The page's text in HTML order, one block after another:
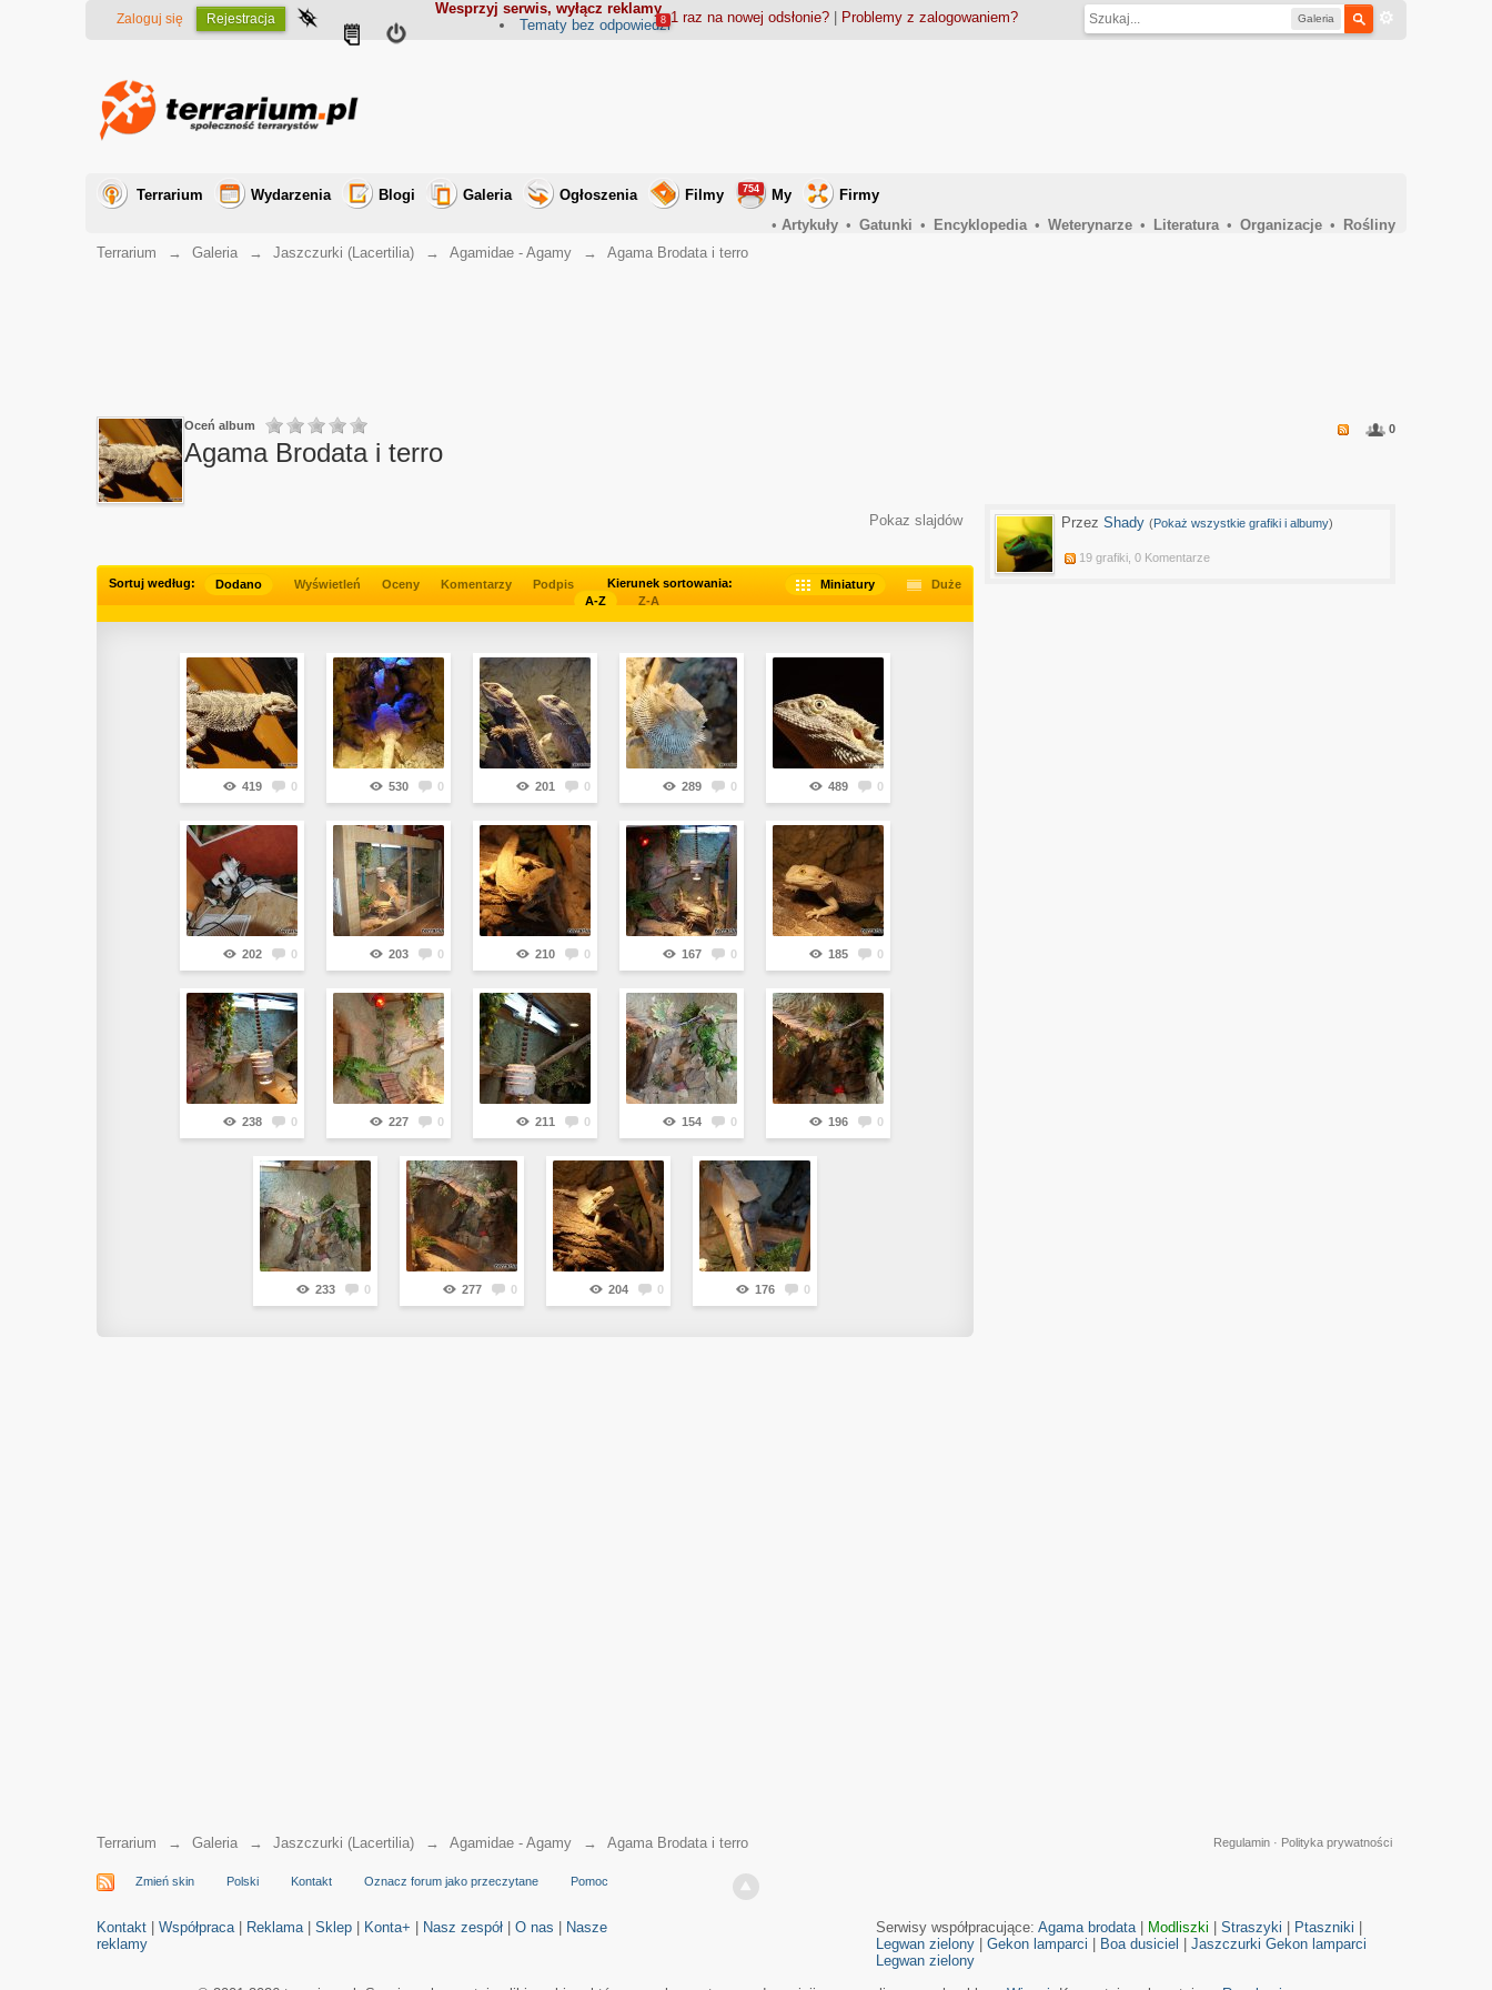
Wesprzyj serwis, wyłącz reklamy
Galeria
Zaloguj się Rejestracja 1 raz na nowej odsłonie?| Problemy z zalogowaniem?
Tematy bez odpowiedzi
8
Terrarium Wydarzenia Blogi Galeria Ogłoszenia Filmy My
754
Firmy
• Artykuły • Gatunki • Encyklopedia • Weterynarze • Literatura • Organizacje •
Rośliny
Terrarium
→ Galeria → Jaszczurki (Lacertilia) → Agamidae - Agamy → Agama Brodata i terro
0
Oceń album
Agama Brodata i terro
Przez Shady (Pokaż wszystkie grafiki i albumy)
19 grafiki, 0 Komentarze
Pokaz slajdów
Miniatury Duże
Sortuj według: Dodano Wyświetleń Oceny Komentarzy Podpis
Kierunek sortowania:
A-Z
Z-A
419 0 530 0 201 0 289 0 489 0
202 0 203 0 210 0 167 0 185 0
238 0 227 0 211 0 154 0 196 0
233 0 277 0 204 0 176 0
Terrarium → Galeria → Jaszczurki (Lacertilia) → Agamidae - Agamy → Agama Brodata i terro Polityka prywatności
Regulamin·
Zmień skin Polski Kontakt Oznacz forum jako przeczytane Pomoc
Kontakt |Współpraca| Reklama|Sklep Konta+ Nasz zespół |O nas
Nasze
reklamy
Serwisy współpracujące: Agama brodata| Modliszki Straszyki Ptaszniki
Legwan zielony| Gekon lamparci Boa dusiciel Jaszczurki Gekon lamparci
Legwan zielony